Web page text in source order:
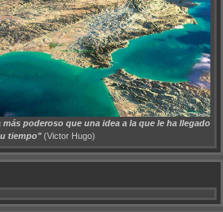
poderoso que una idea a la que le ha llegado
tiempo"(Victor Hugo)